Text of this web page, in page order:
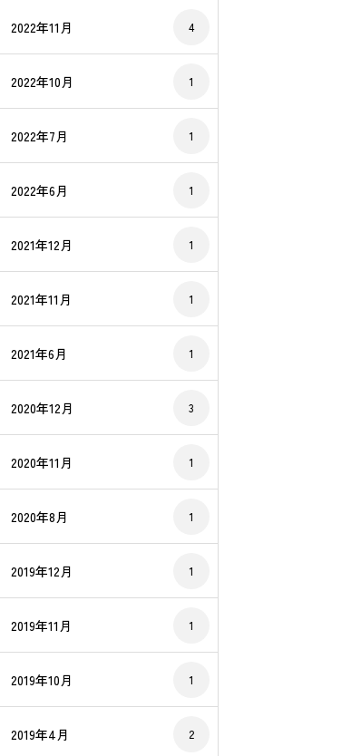
2022年11月 4
2022年10月 1
2022年7月 1
2022年6月 1
2021年12月 1
2021年11月 1
2021年6月 1
2020年12月 3
2020年11月 1
2020年8月 1
2019年12月 1
2019年11月 1
2019年10月 1
2019年4月 2